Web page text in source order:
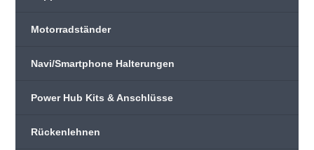
Motorradständer
Navi/Smartphone Halterungen
Power Hub Kits & Anschlüsse
Rückenlehnen